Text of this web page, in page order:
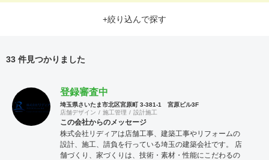
+絞り込んで探す
33 件見つかりました
登録審査中
埼玉県さいたま市北区宮原町 3-381-1 宮原ビル3F
店舗デザイン
施工管理 設計施工
この会社からのメッセージ
株式会社リディアは店舗工事、建築工事やリフォームの
設計、施工、請負を行っている埼玉の建築会社です。 店
舗づくり、家づくりは、技術・素材・性能にこだわるの